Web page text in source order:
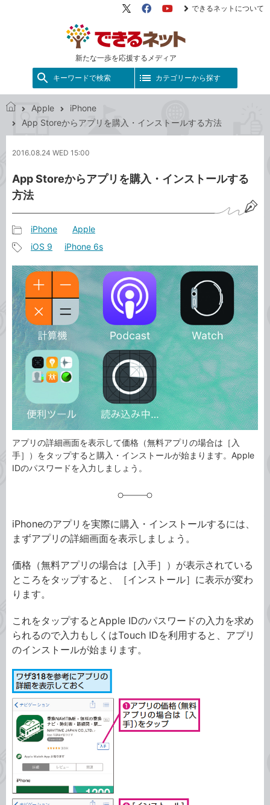
新たな一歩を応援するメディア
X（旧
FacebookYouTube
できるネットについて
キーワードで検索 カテゴリーから探す
で
ネ
ト
Apple
iPhone
App Storeからアプリを購入・インストールする方法
2016.08.24 WED 15:00
App Storeからアプリを購入・インストールする
方法
事
カ
テ
ゴ
リ
iPhone Apple
事
タ
グ
iOS 9 iPhone 6s
アプリの詳細画面を表示して価格（無料アプリの場合は［入
手］）をタップすると購入・インストールが始まります。Apple
IDのパスワードを入力しましょう。
iPhoneのアプリを実際に購入・インストールするには、
まずアプリの詳細画面を表示しましょう。
価格（無料アプリの場合は［入手］）が表示されている
ところをタップすると、［インストール］に表示が変わ
ります。
これをタップするとApple IDのパスワードの入力を求め
られるので入力もしくはTouch IDを利用すると、アプリ
のインストールが始まります。